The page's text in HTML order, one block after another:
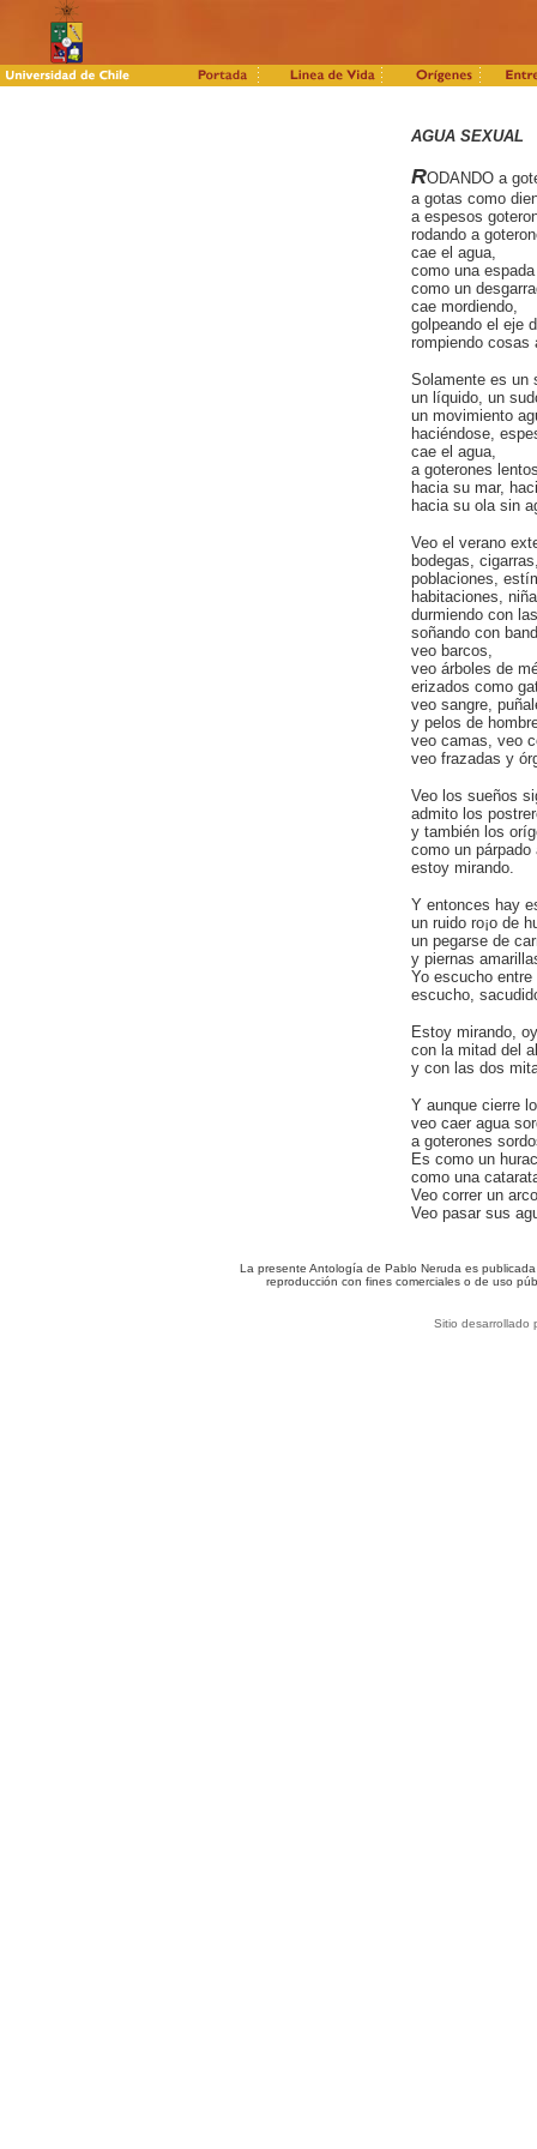
AGUA SEXUAL
RODANDO a
a gotas como
a espesos
rodando a
cae el agua,
como una
como un
cae mordiendo,
golpeando el eje
rompiendo cosas
Solamente es un
un líquido, un
un movimiento
haciéndose,
cae el agua,
a goterones
hacia su mar,
hacia su ola sin
Veo el verano
bodegas,
poblaciones,
habitaciones,
durmiendo con
soñando con
veo barcos,
veo árboles de
erizados como
veo sangre,
y pelos de
veo camas, veo
veo frazadas y
Veo los sueños
admito los
y también los
como un
estoy mirando.
Y entonces hay
un ruido ro¡o de
un pegarse de
y piernas
Yo escucho
escucho,
Estoy mirando,
con la mitad del
y con las dos
Y aunque cierre
veo caer agua
a goterones
Es como un
como una
Veo correr un
Veo pasar sus
La presente Antología de Pablo Neruda es
reproducción con fines comerciales o de uso
Sitio desarrollado